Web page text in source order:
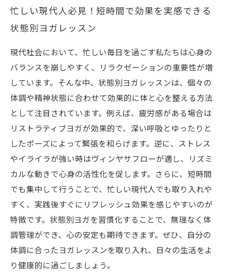
忙しい現代人必見！短時間で効果を実感できる
状態別ヨガレッスン
現代社会において、忙しい毎日を過ごす私たちは心身の
バランスを崩しやすく、リラクゼーションの重要性が増
しています。そんな中、状態別ヨガレッスンは、個々の
体調や精神状態に合わせて効果的に体と心を整える方法
として注目されています。例えば、疲労感がある場合は
リストラティブヨガが効果的で、深い呼吸とゆったりと
したポーズによって緊張を和らげます。逆に、ストレス
やイライラが強い時はヴィンヤサフローが適し、リズミ
カルな動きで心身の活性化を促します。さらに、短時間
でも集中して行うことで、忙しい現代人でも取り入れや
すく、実践後すぐにリフレッシュ効果を感じやすいのが
特徴です。状態別ヨガを習慣化することで、無理なく体
調管理ができ、心の安定も期待できます。ぜひ、自分の
体調に合ったヨガレッスンを取り入れ、日々の生活をよ
り健康的に過ごしましょう。